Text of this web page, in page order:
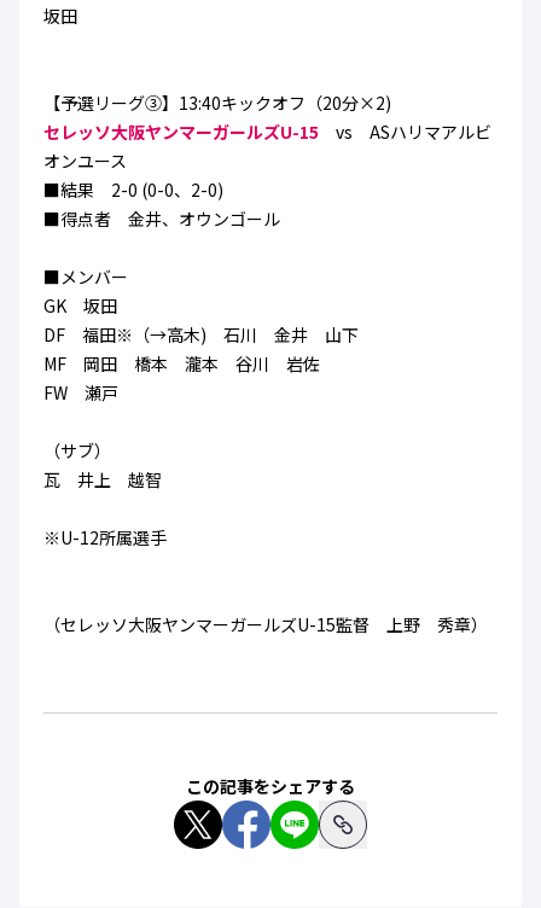
坂田
【予選リーグ③】13:40キックオフ（20分×2)
セレッソ大阪ヤンマーガールズU-15 vs ASハリマアルビ
オンユース
■結果 2-0 (0-0、2-0)
■得点者 金井、オウンゴール
■メンバー
GK 坂田
DF 福田※（→高木) 石川 金井 山下
MF 岡田 橋本 瀧本 谷川 岩佐
FW 瀬戸
（サブ）
瓦 井上 越智
※U-12所属選手
（セレッソ大阪ヤンマーガールズU-15監督 上野 秀章）
この記事をシェアする